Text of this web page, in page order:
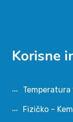
Korisne
Temperatura
Fizičko –